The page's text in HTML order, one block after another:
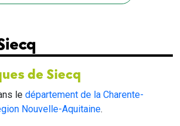
de Siecq
le département de la Charente-
Nouvelle-Aquitaine.